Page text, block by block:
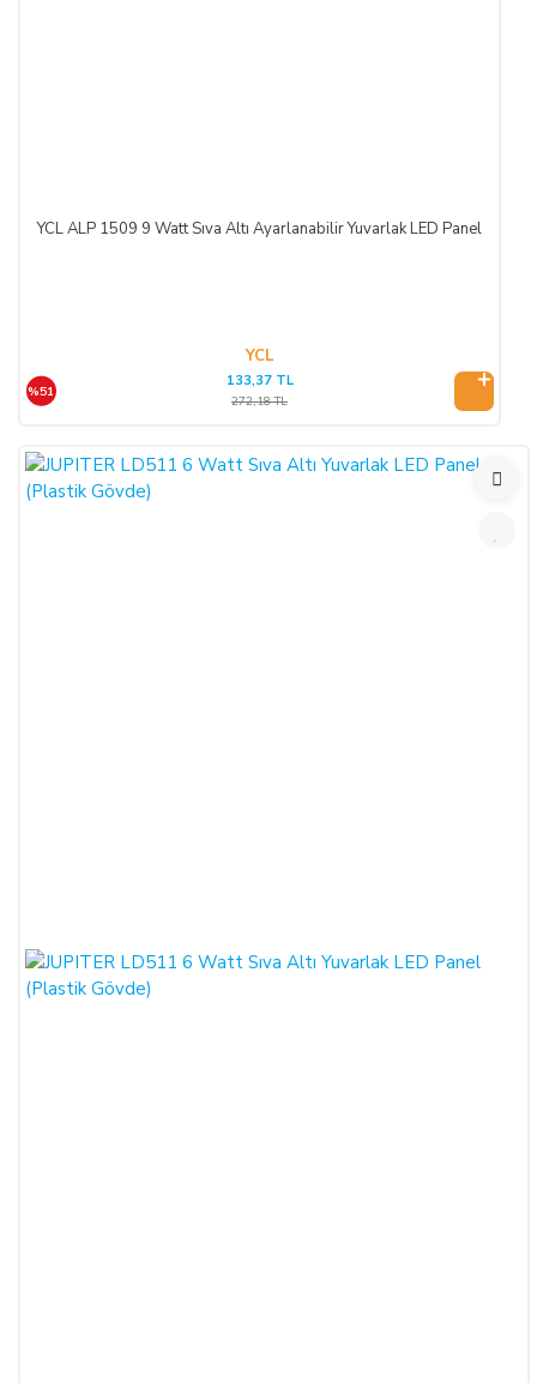
YCL ALP 1509 9 Watt Sıva Altı Ayarlanabilir Yuvarlak LED Panel
YCL
%51
133,37 TL
272,18 TL